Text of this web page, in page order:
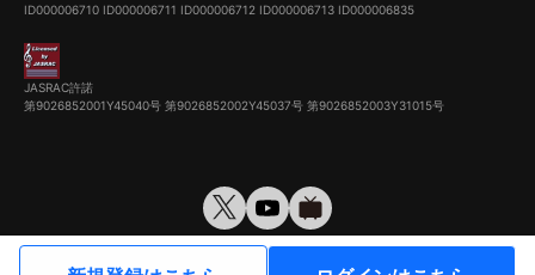
ID000006710 ID000006711 ID000006712 ID000006713 ID000006835
JASRAC許諾
第9026852001Y45040号 第9026852002Y45037号 第9026852003Y31015号
© VirtualCast, Inc. All rights reserved.